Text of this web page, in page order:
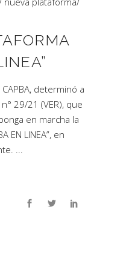
determinó a
29/21 (VER), que
en marcha la
EN LINEA”, en